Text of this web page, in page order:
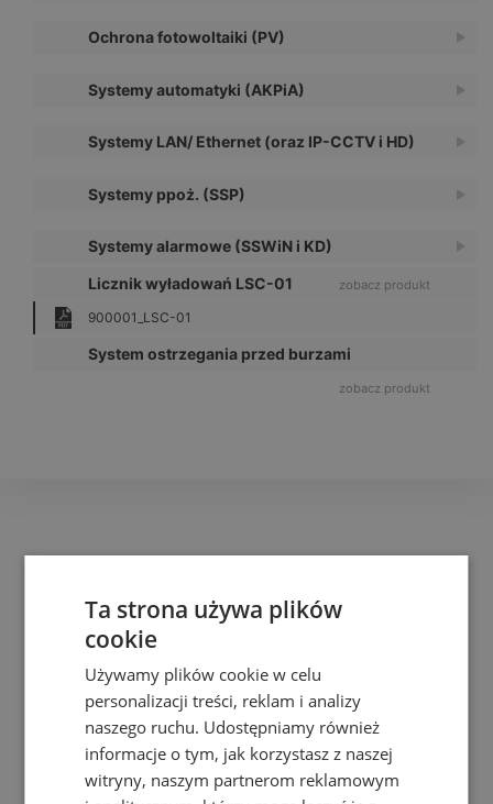
Ochrona fotowoltaiki (PV)
Systemy automatyki (AKPiA)
Systemy LAN/ Ethernet (oraz IP-CCTV i HD)
Systemy ppoż. (SSP)
Systemy alarmowe (SSWiN i KD)
Licznik wyładowań LSC-01
zobacz produkt
900001_LSC-01
System ostrzegania przed burzami
zobacz produkt
Przedstawicielstwo i dystrybucja produktów marek: CBM Technology,
LEUTRON, TIMES Microwave Systems® i PolyPhaser.Ekspertyzy i
doradztwo w zakresie uziemień i ochrony odgromowej.Wszelkie prawa
zastrzeżone © RST Sp. z o.o. 2026
Ta strona używa plików
cookie
Używamy plików cookie w celu
personalizacji treści, reklam i analizy
naszego ruchu. Udostępniamy również
informacje o tym, jak korzystasz z naszej
witryny, naszym partnerom reklamowym